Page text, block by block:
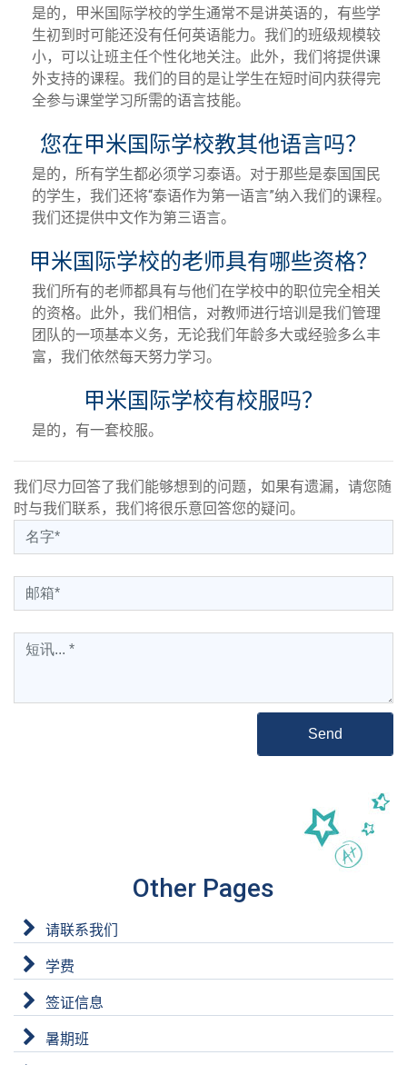
是的，甲米国际学校的学生通常不是讲英语的，有些学
生初到时可能还没有任何英语能力。我们的班级规模较
小，可以让班主任个性化地关注。此外，我们将提供课
外支持的课程。我们的目的是让学生在短时间内获得完
全参与课堂学习所需的语言技能。
您在甲米国际学校教其他语言吗？
是的，所有学生都必须学习泰语。对于那些是泰国国民
的学生，我们还将“泰语作为第一语言”纳入我们的课程。
我们还提供中文作为第三语言。
甲米国际学校的老师具有哪些资格？
我们所有的老师都具有与他们在学校中的职位完全相关
的资格。此外，我们相信，对教师进行培训是我们管理
团队的一项基本义务，无论我们年龄多大或经验多么丰
富，我们依然每天努力学习。
甲米国际学校有校服吗？
是的，有一套校服。
我们尽力回答了我们能够想到的问题，如果有遗漏，请您随
时与我们联系，我们将很乐意回答您的疑问。
Other Pages
请联系我们
学费
签证信息
暑期班